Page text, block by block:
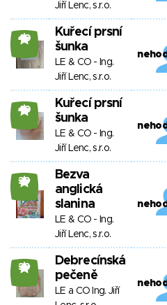
Jiří Lenc, s.r.o.
40
Kuřecí prsní
šunka
LE & CO - Ing.
Jiří Lenc, s.r.o.
40
Kuřecí prsní
šunka
LE & CO - Ing.
Jiří Lenc, s.r.o.
39
Bezva
anglická
slanina
LE & CO - Ing.
Jiří Lenc, s.r.o.
39
Debrecínská
pečeně
LE a CO Ing. Jiří